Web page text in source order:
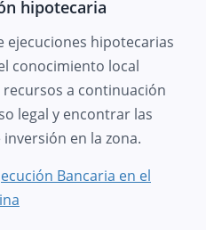
hipotecaria
ejecuciones hipotecarias
conocimiento local
a continuación
legal y encontrar las
en la zona.
Bancaria en el